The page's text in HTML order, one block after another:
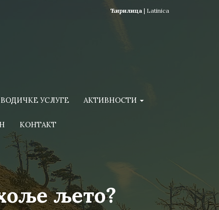
Ћирилица | Latinica
ВОДИЧКЕ УСЛУГЕ АКТИВНОСТИ
КОНТАКТ
љето?